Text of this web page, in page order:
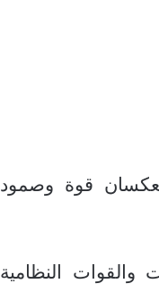
قوة وصمود
والقوات النظامية